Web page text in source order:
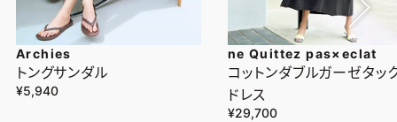
Archies
トングサンダル
¥5,940
ne Quittez pas×eclat
コットンダブルガーゼタッ
ドレス
¥29,700